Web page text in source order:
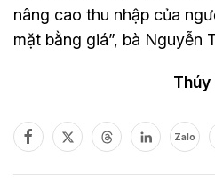
nâng cao thu nhập của
mặt bằng giá”, bà Nguyễn
Zalo